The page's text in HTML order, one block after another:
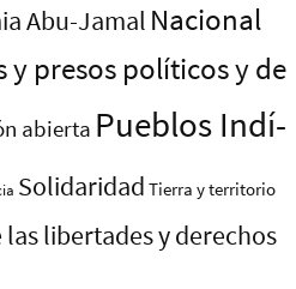
Abu-Jamal Nacional
y presos polí­ticos y de
abierta Pueblos Indí­
Solidaridad Tierra y territorio
libertades y derechos